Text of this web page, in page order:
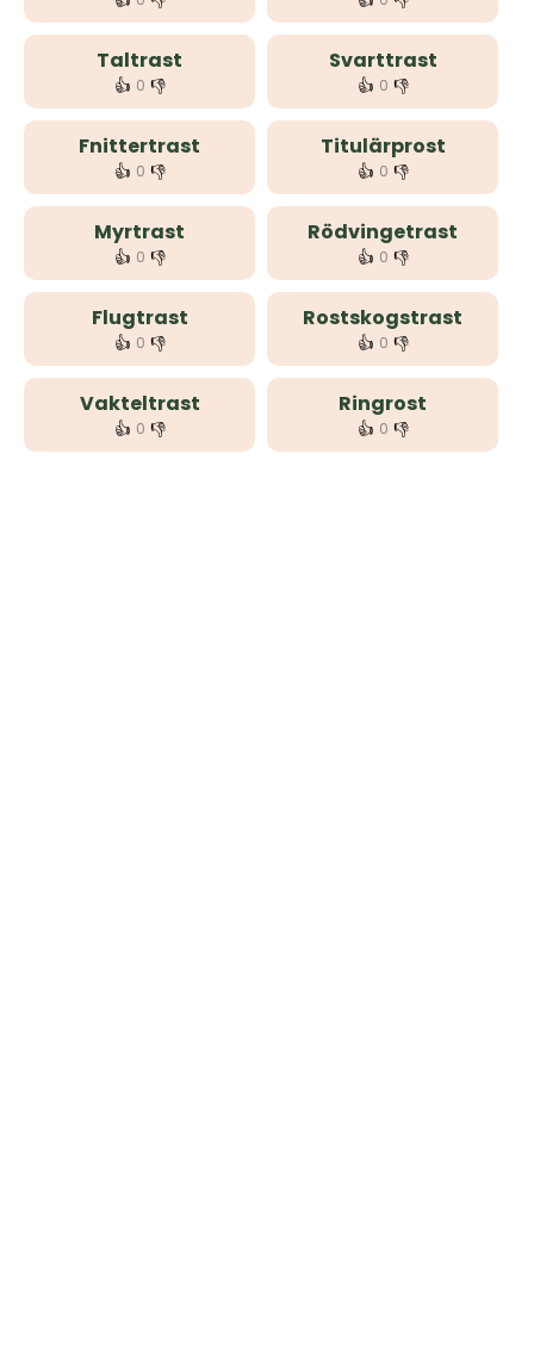
Taltrast
👍 0 👎
Svarttrast
👍 0 👎
Fnittertrast
👍 0 👎
Titulärprost
👍 0 👎
Myrtrast
👍 0 👎
Rödvingetrast
👍 0 👎
Flugtrast
👍 0 👎
Rostskogstrast
👍 0 👎
Vakteltrast
👍 0 👎
Ringrost
👍 0 👎